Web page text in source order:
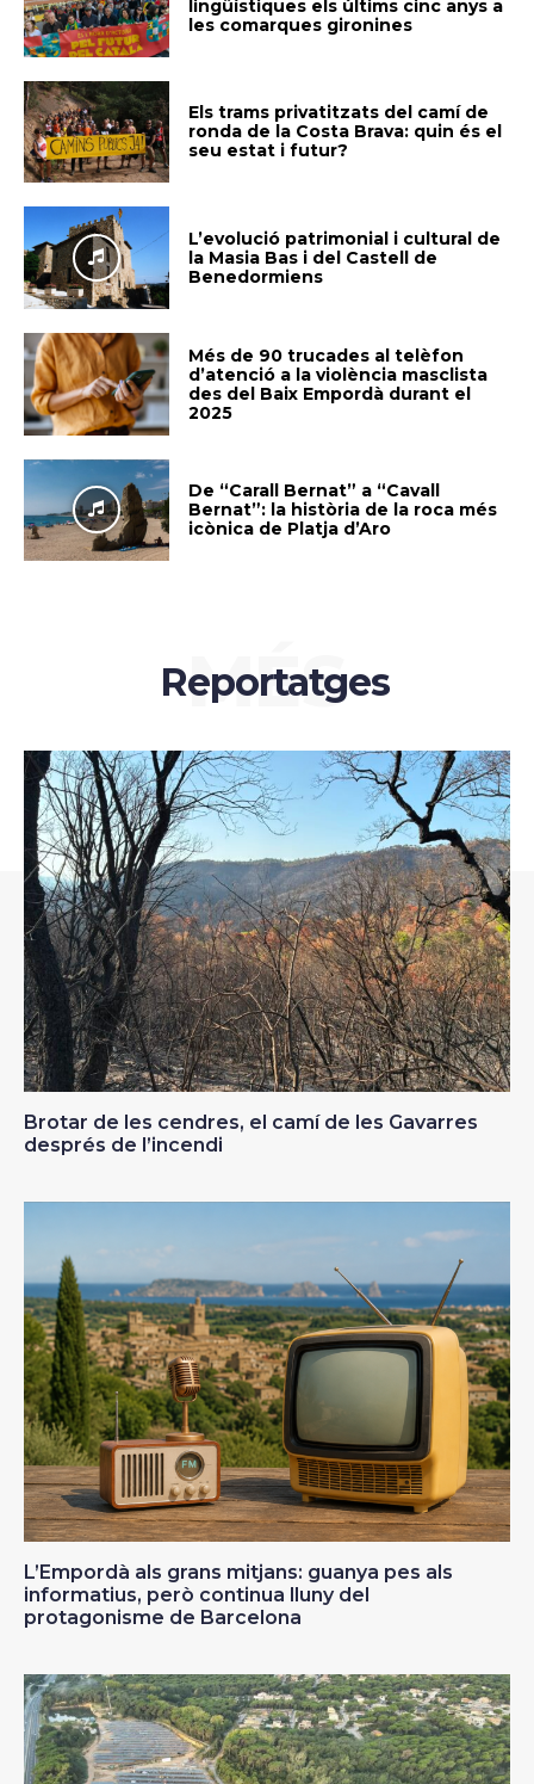
lingüístiques els últims cinc anys a
les comarques gironines
Els trams privatitzats del camí de
ronda de la Costa Brava: quin és el
seu estat i futur?
L’evolució patrimonial i cultural de
la Masia Bas i del Castell de
Benedormiens
Més de 90 trucades al telèfon
d’atenció a la violència masclista
des del Baix Empordà durant el
2025
De “Carall Bernat” a “Cavall
Bernat”: la història de la roca més
icònica de Platja d’Aro
Reportatges
MÉS
Brotar de les cendres, el camí de les Gavarres
després de l’incendi
L’Empordà als grans mitjans: guanya pes als
informatius, però continua lluny del
protagonisme de Barcelona